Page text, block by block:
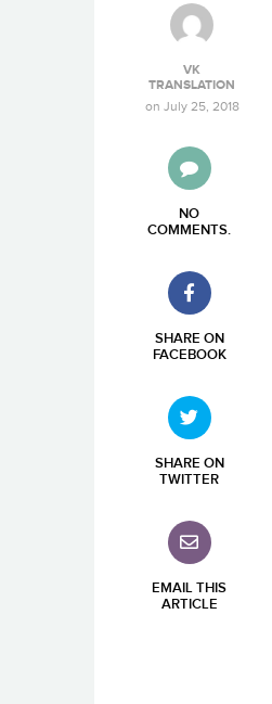
VK
TRANSLATION
on July 25, 2018
NO
COMMENTS.
SHARE ON
FACEBOOK
SHARE ON
TWITTER
EMAIL THIS
ARTICLE